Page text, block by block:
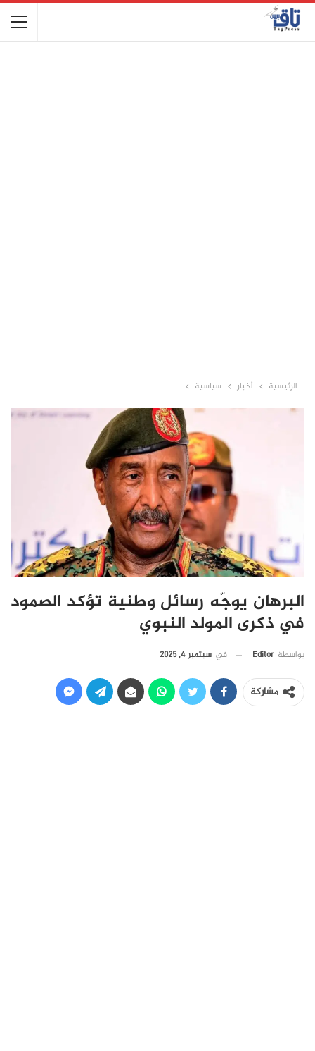
الرئيسية أخبار سياسية
البرهان يوجّه رسائل وطنية تؤكد الصمود
في ذكرى المولد النبوي
بواسطة Editor في سبتمبر 4, 2025
مشاركة